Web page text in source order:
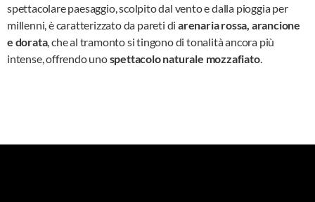
spettacolare paesaggio, scolpito dal vento e dalla pioggia per
millenni, è caratterizzato da pareti diarenaria rossa, arancione
e dorata, che al tramonto si tingono di tonalità ancora più
intense, offrendo unospettacolo naturale mozzafiato.